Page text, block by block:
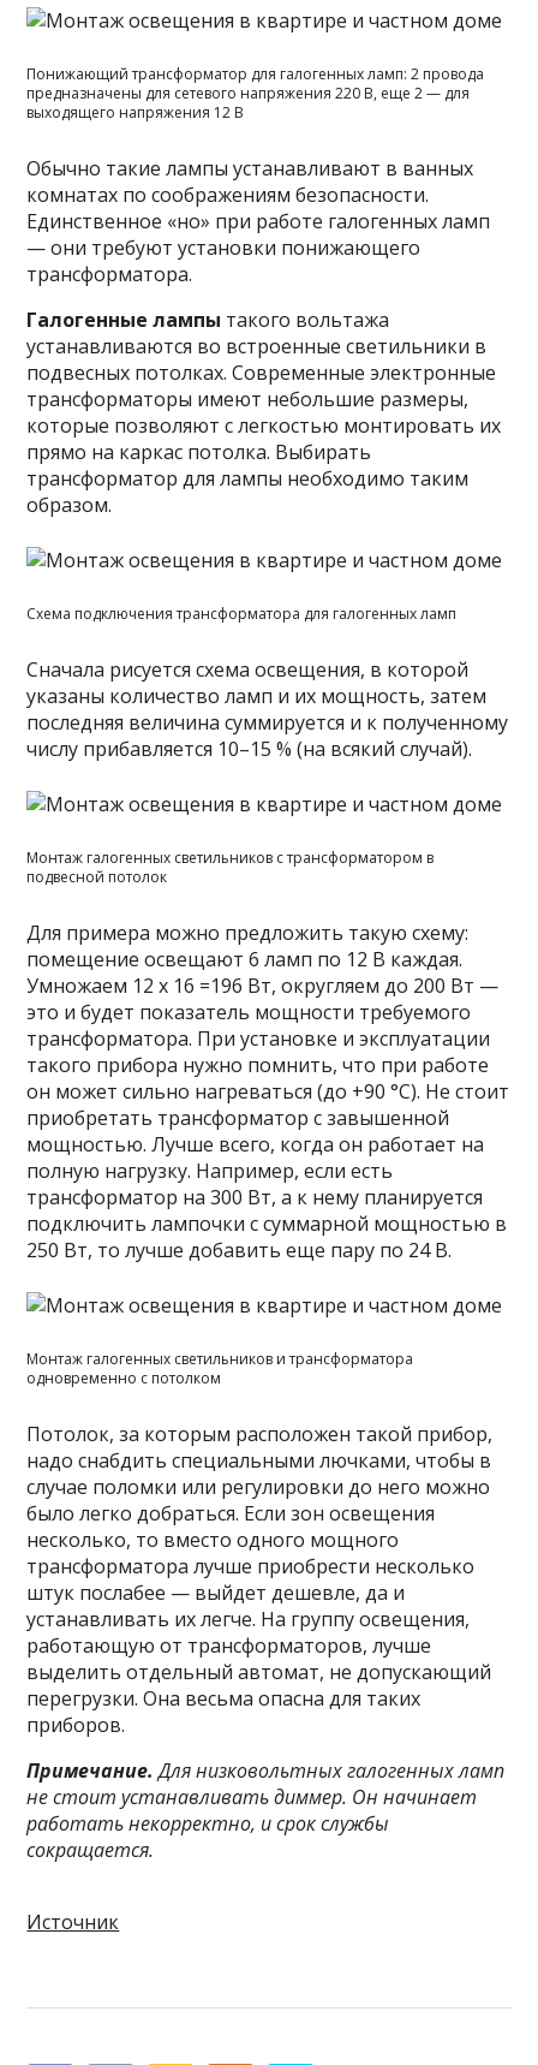
Понижающий трансформатор для галогенных ламп: 2 провода
предназначены для сетевого напряжения 220 В, еще 2 — для
выходящего напряжения 12 В
Обычно такие лампы устанавливают в ванных
комнатах по соображениям безопасности.
Единственное «но» при работе галогенных ламп
— они требуют установки понижающего
трансформатора.
Галогенные лампы такого вольтажа
устанавливаются во встроенные светильники в
подвесных потолках. Современные электронные
трансформаторы имеют небольшие размеры,
которые позволяют с легкостью монтировать их
прямо на каркас потолка. Выбирать
трансформатор для лампы необходимо таким
образом.
Схема подключения трансформатора для галогенных ламп
Сначала рисуется схема освещения, в которой
указаны количество ламп и их мощность, затем
последняя величина суммируется и к полученному
числу прибавляется 10–15 % (на всякий случай).
Монтаж галогенных светильников с трансформатором в
подвесной потолок
Для примера можно предложить такую схему:
помещение освещают 6 ламп по 12 В каждая.
Умножаем 12 х 16 =196 Вт, округляем до 200 Вт —
это и будет показатель мощности требуемого
трансформатора. При установке и эксплуатации
такого прибора нужно помнить, что при работе
он может сильно нагреваться (до +90 °C). Не стоит
приобретать трансформатор с завышенной
мощностью. Лучше всего, когда он работает на
полную нагрузку. Например, если есть
трансформатор на 300 Вт, а к нему планируется
подключить лампочки с суммарной мощностью в
250 Вт, то лучше добавить еще пару по 24 В.
Монтаж галогенных светильников и трансформатора
одновременно с потолком
Потолок, за которым расположен такой прибор,
надо снабдить специальными лючками, чтобы в
случае поломки или регулировки до него можно
было легко добраться. Если зон освещения
несколько, то вместо одного мощного
трансформатора лучше приобрести несколько
штук послабее — выйдет дешевле, да и
устанавливать их легче. На группу освещения,
работающую от трансформаторов, лучше
выделить отдельный автомат, не допускающий
перегрузки. Она весьма опасна для таких
приборов.
Примечание. Для низковольтных галогенных ламп
не стоит устанавливать диммер. Он начинает
работать некорректно, и срок службы
сокращается.
Источник